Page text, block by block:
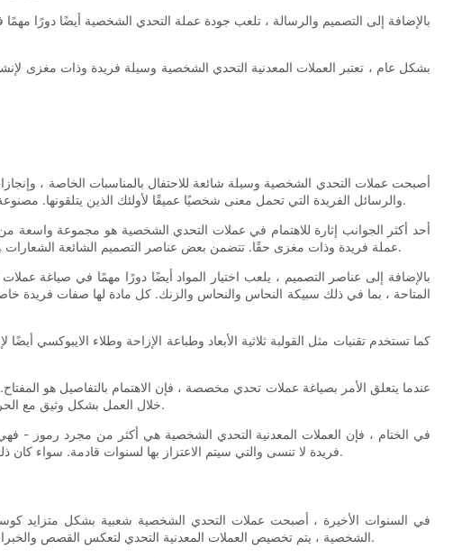
بالإضافة إلى التصميم والرسالة ، تلعب جودة عملة التحدي الشخصية أيضًا دورًا
بشكل عام ، تعتبر العملات المعدنية التحدي الشخصية وسيلة فريدة وذات مغزى
أصبحت عملات التحدي الشخصية وسيلة شائعة للاحتفال بالمناسبات الخاصة ،
والرسائل الفريدة التي تحمل معنى شخصيًا عميقًا لأولئك الذين يتلقونها. مصنوعة من الدقة والرعاية ، وعملات التحدي المخصصة ليست فقط الرموز المميزة ، ولكن قطعًا فنية تلتقط الذكريات وتشيد بالتجارب المشتركة.
أحد أكثر الجوانب إثارة للاهتمام في عملات التحدي الشخصية هو مجموعة واسعة من
عملة فريدة وذات مغزى حقًا. تتضمن بعض عناصر التصميم الشائعة الشعارات والرموز والنص الذي يمثل منظمة أو حدثًا أو معلمًا معينًا. يمكن حفر هذه العناصر أو تنقذها أو طباعتها على سطح العملة لتكوين انطباع دائم.
بالإضافة إلى عناصر التصميم ، يلعب اختيار المواد أيضًا دورًا مهمًا في صياغة
المتاحة ، بما في ذلك سبيكة النحاس والنحاس والزنك. كل مادة لها صفات فريدة
كما تستخدم تقنيات مثل القولبة ثلاثية الأبعاد وطباعة الإزاحة وطلاء
عندما يتعلق الأمر بصياغة عملات تحدي مخصصة ، فإن الاهتمام بالتفاصيل هو
خلال العمل بشكل وثيق مع الحرفيين والمصممين ذوي الخبرة ، يمكن للأفراد أن يوجهوا رؤيتهم إلى الحياة وإنشاء عملة معدنية ليست فقط بصريًا ولكنها مهمة عاطفيًا أيضًا.
في الختام ، فإن العملات المعدنية التحدي الشخصية هي أكثر من مجرد رموز -
فريدة لا تنسى والتي سيتم الاعتزاز بها لسنوات قادمة. سواء كان ذلك لوحدة عسكرية أو فريق رياضي أو حدثًا للشركات ، تقدم عملات التحدي الشخصية طريقة خالدة للاحتفال بالإنجازات وبناء اتصالات دائمة.
في السنوات الأخيرة ، أصبحت عملات التحدي الشخصية شعبية بشكل متزايد
الشخصية ، يتم تخصيص العملات المعدنية التحدي لتعكس القصص والخبرات الفردية. سوف تستكشف هذه المقالة فن العملات المعدنية التحدي الشخصية ، مع التركيز على كيفية تخصيصها لتعكس قصتك الشخصية.